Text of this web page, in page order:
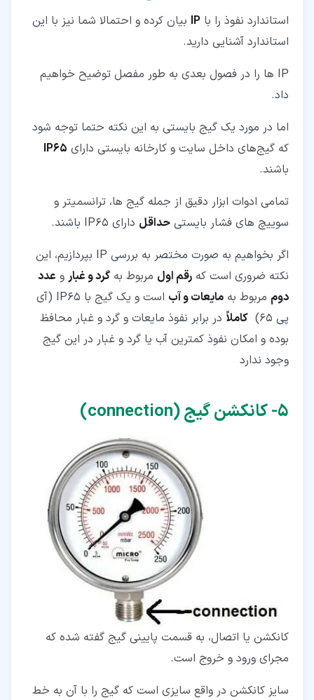
استاندارد نفوذ را با IP بیان کرده و احتمالا شما نیز با این
استاندارد آشنایی دارید.
IP ها را در فصول بعدی به طور مفصل توضیح خواهیم
داد.
اما در مورد یک گیج بایستی به این نکته حتما توجه شود
که گیج‌های داخل سایت و کارخانه بایستی دارای IP65
باشند.
تمامی ادوات ابزار دقیق از جمله گیج ها، ترانسمیتر و
سوییچ های فشار بایستی حداقل دارای IP65 باشند.
اگر بخواهیم به صورت مختصر به بررسی IP بپردازیم، این
نکته ضروری است که رقم اول مربوط به گرد و غبار و عدد
دوم مربوط به مایعات و آب
است و یک گیج با IP65 (آی
پی 65)
کاملاً در برابر نفوذ مایعات و گرد و غبار محافظ
بوده و امکان نفوذ کمترین آب یا گرد و غبار در این گیج
وجود ندارد
۵‏- کانکشن گیج (connection)
کانکشن یا اتصال، به قسمت پایینی گیج گفته شده که
مجرای ورود و خروج است.
سایز کانکشن در واقع سایزی است که گیج را با آن به خط